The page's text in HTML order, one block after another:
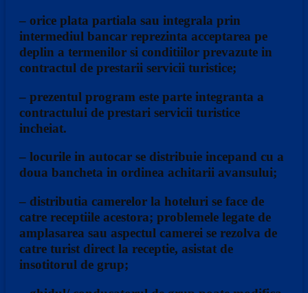
– orice plata partiala sau integrala prin
intermediul bancar reprezinta acceptarea pe
deplin a termenilor si conditiilor prevazute in
contractul de prestarii servicii turistice;
– prezentul program este parte integranta a
contractului de prestari servicii turistice
incheiat.
– locurile in autocar se distribuie incepand cu a
doua bancheta in ordinea achitarii avansului;
– distributia camerelor la hoteluri se face de
catre receptiile acestora; problemele legate de
amplasarea sau aspectul camerei se rezolva de
catre turist direct la receptie, asistat de
insotitorul de grup;